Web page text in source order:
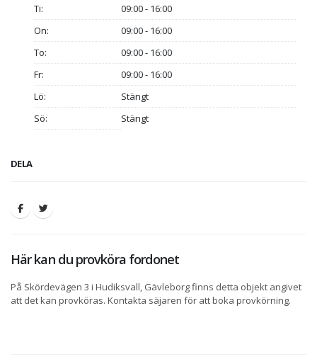
Ti:
09:00 - 16:00
On:
09:00 - 16:00
To:
09:00 - 16:00
Fr:
09:00 - 16:00
Lö:
Stängt
Sö:
Stängt
DELA
Här kan du provköra fordonet
På Skördevägen 3 i Hudiksvall, Gävleborg finns detta objekt angivet
att det kan provköras. Kontakta säjaren för att boka provkörning.